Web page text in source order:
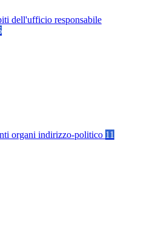
dell'ufficio responsabile
organi indirizzo-politico 11